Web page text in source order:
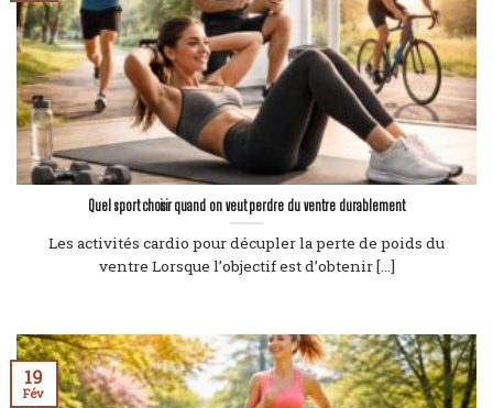
Quel sport choisir quand on veut perdre du ventre durablement
Les activités cardio pour décupler la perte de poids du
ventre Lorsque l’objectif est d’obtenir [...]
19
Fév